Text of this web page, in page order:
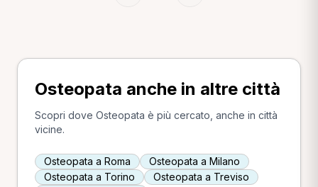
Osteopata anche in altre città
Scopri dove Osteopata è più cercato, anche in città
vicine.
Osteopata a Roma
Osteopata a Milano
Osteopata a Torino
Osteopata a Treviso